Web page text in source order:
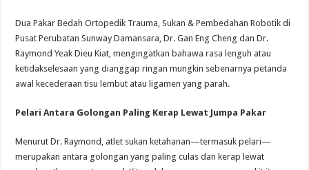
Dua Pakar Bedah Ortopedik Trauma, Sukan & Pembedahan Robotik di
Pusat Perubatan Sunway Damansara, Dr. Gan Eng Cheng dan Dr.
Raymond Yeak Dieu Kiat, mengingatkan bahawa rasa lenguh atau
ketidakselesaan yang dianggap ringan mungkin sebenarnya petanda
awal kecederaan tisu lembut atau ligamen yang parah.
Pelari Antara Golongan Paling Kerap Lewat Jumpa Pakar
Menurut Dr. Raymond, atlet sukan ketahanan—termasuk pelari—
merupakan antara golongan yang paling culas dan kerap lewat